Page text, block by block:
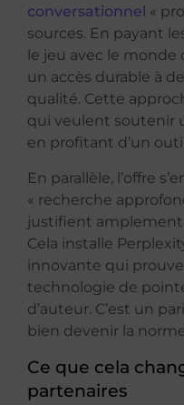
conversationnel «
sources. En payant
le jeu avec le monde
un accès durable à
qualité. Cette
qui veulent soutenir
en profitant d’un
En parallèle, l’offre
« recherche
justifient amplement
Cela installe
innovante qui
technologie de
d’auteur. C’est un
bien devenir la
Ce que cela
partenaires